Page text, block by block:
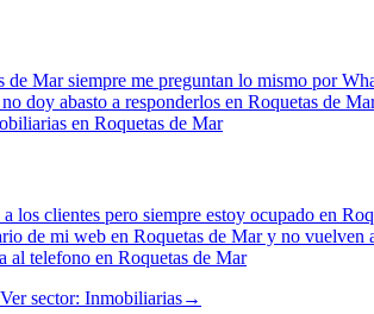
Mar siempre me preguntan lo mismo por
doy abasto a responderlos en Roquetas de
en Roquetas de Mar
los clientes pero siempre estoy ocupado en
de mi web en Roquetas de Mar y no vuelven
al telefono en Roquetas de Mar
Ver sector: Inmobiliarias→